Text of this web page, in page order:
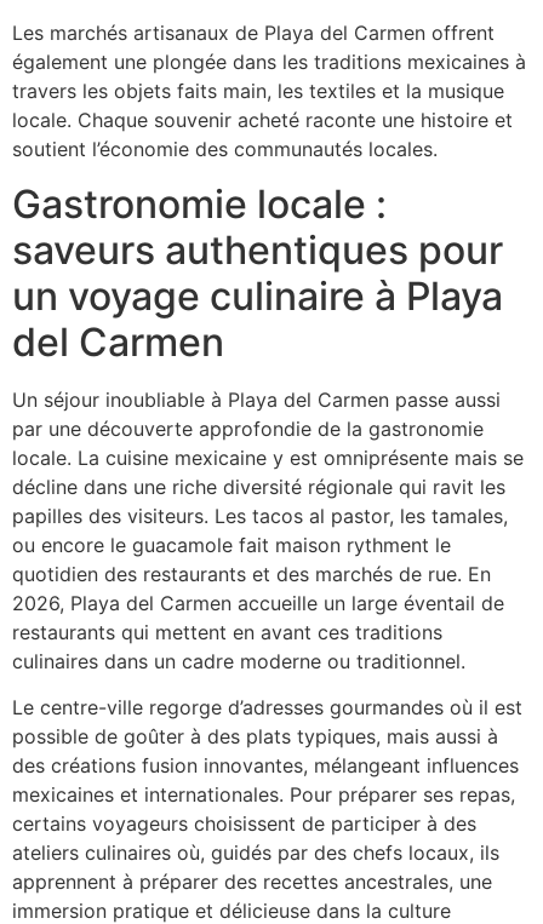
Les marchés artisanaux de Playa del Carmen offrent
également une plongée dans les traditions mexicaines à
travers les objets faits main, les textiles et la musique
locale. Chaque souvenir acheté raconte une histoire et
soutient l’économie des communautés locales.
Gastronomie locale :
saveurs authentiques pour
un voyage culinaire à Playa
del Carmen
Un séjour inoubliable à Playa del Carmen passe aussi
par une découverte approfondie de la gastronomie
locale. La cuisine mexicaine y est omniprésente mais se
décline dans une riche diversité régionale qui ravit les
papilles des visiteurs. Les tacos al pastor, les tamales,
ou encore le guacamole fait maison rythment le
quotidien des restaurants et des marchés de rue. En
2026, Playa del Carmen accueille un large éventail de
restaurants qui mettent en avant ces traditions
culinaires dans un cadre moderne ou traditionnel.
Le centre-ville regorge d’adresses gourmandes où il est
possible de goûter à des plats typiques, mais aussi à
des créations fusion innovantes, mélangeant influences
mexicaines et internationales. Pour préparer ses repas,
certains voyageurs choisissent de participer à des
ateliers culinaires où, guidés par des chefs locaux, ils
apprennent à préparer des recettes ancestrales, une
immersion pratique et délicieuse dans la culture